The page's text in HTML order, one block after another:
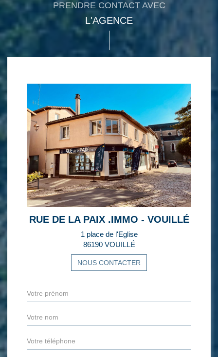
PRENDRE CONTACT AVEC
L'AGENCE
RUE DE LA PAIX .IMMO - VOUILLÉ
1 place de l'Eglise
86190 VOUILLÉ
NOUS CONTACTER